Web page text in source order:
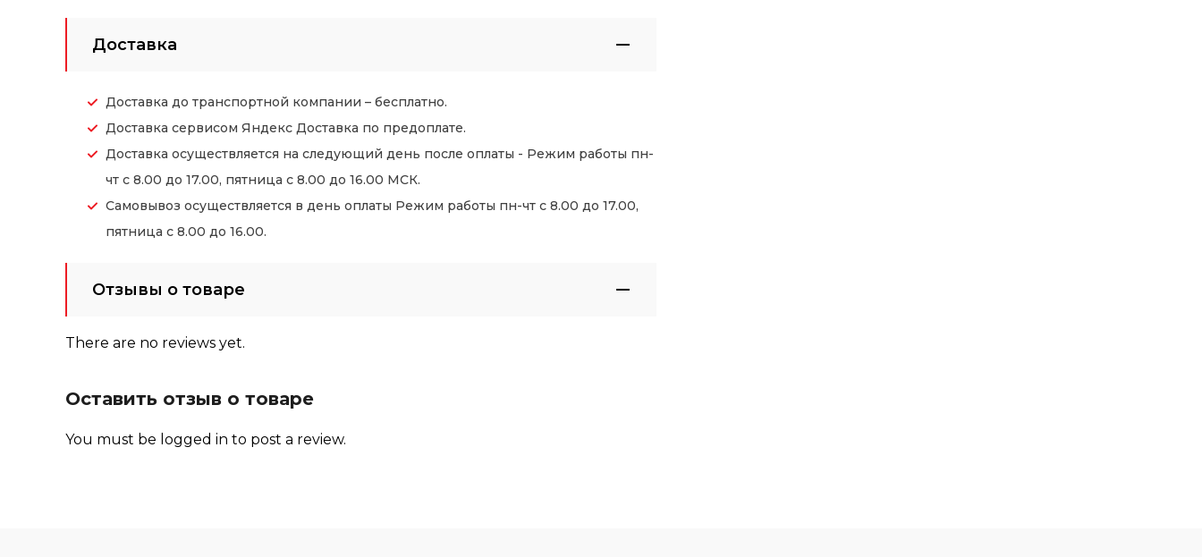
Доставка
Доставка до транспортной компании – бесплатно.
Доставка сервисом Яндекс Доставка по предоплате.
Доставка осуществляется на следующий день после оплаты - Режим работы пн-
чт с 8.00 до 17.00, пятница с 8.00 до 16.00 МСК.
Самовывоз осуществляется в день оплаты Режим работы пн-чт с 8.00 до 17.00,
пятница с 8.00 до 16.00.
Отзывы о товаре
There are no reviews yet.
Оставить отзыв о товаре
You must be logged in to post a review.